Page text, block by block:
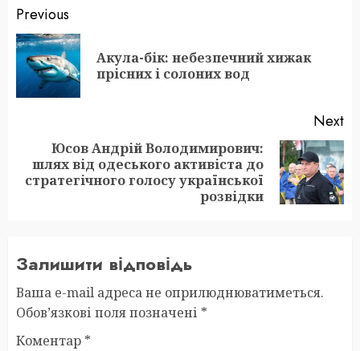
Post
navigation
Previous
Акула-бік: небезпечний хижак
прісних і солоних вод
Next
Next
post:
Юсов Андрій Володимирович:
шлях від одеського активіста до
стратегічного голосу української
розвідки
Залишити відповідь
Ваша e-mail адреса не оприлюднюватиметься.
Обов’язкові поля позначені *
Коментар *